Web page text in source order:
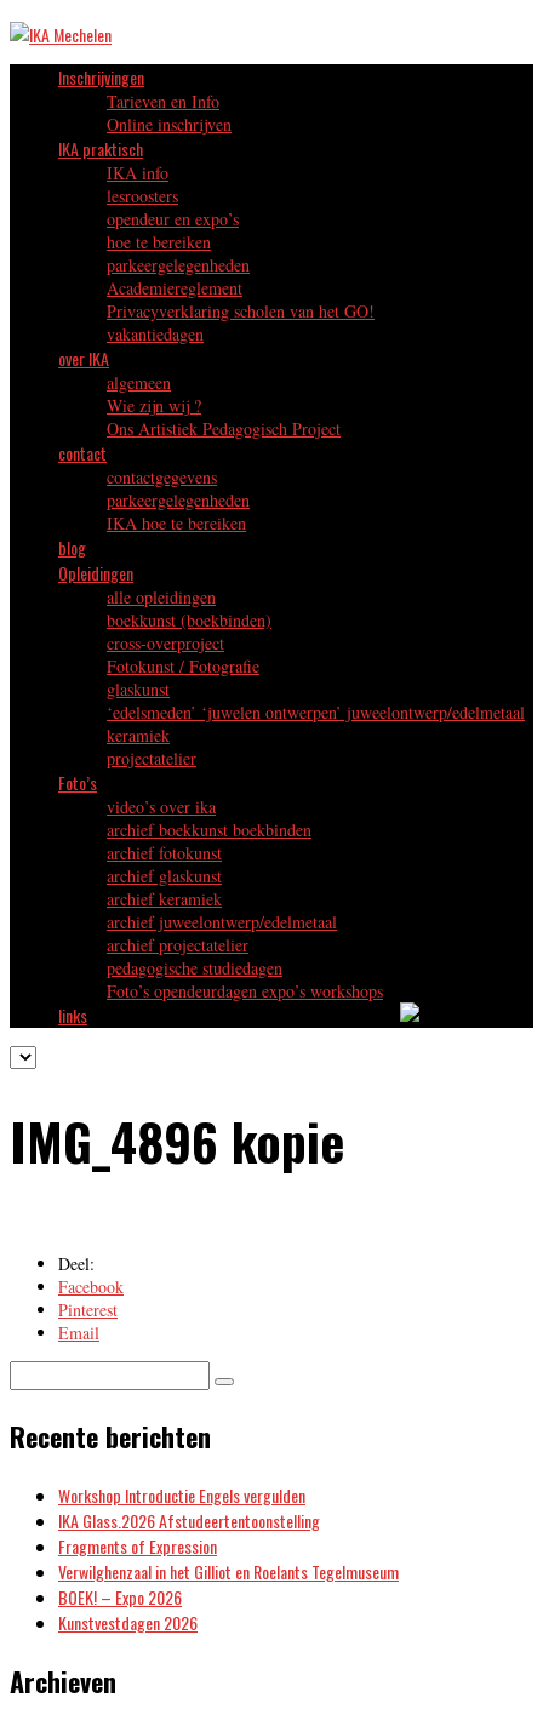
Inschrijvingen
Tarieven en Info
Online inschrijven
IKA praktisch
IKA info
lesroosters
opendeur en expo’s
hoe te bereiken
parkeergelegenheden
Academiereglement
Privacyverklaring scholen van het GO!
vakantiedagen
over IKA
algemeen
Wie zijn wij ?
Ons Artistiek Pedagogisch Project
contact
contactgegevens
parkeergelegenheden
IKA hoe te bereiken
blog
Opleidingen
alle opleidingen
boekkunst (boekbinden)
cross-overproject
Fotokunst / Fotografie
glaskunst
‘edelsmeden’ ‘juwelen ontwerpen’ juweelontwerp/edelmetaal
keramiek
projectatelier
Foto’s
video’s over ika
archief boekkunst boekbinden
archief fotokunst
archief glaskunst
archief keramiek
archief juweelontwerp/edelmetaal
archief projectatelier
pedagogische studiedagen
Foto’s opendeurdagen expo’s workshops
links
IMG_4896 kopie
Deel:
Facebook
Pinterest
Email
Recente berichten
Workshop Introductie Engels vergulden
IKA Glass.2026 Afstudeertentoonstelling
Fragments of Expression
Verwilghenzaal in het Gilliot en Roelants Tegelmuseum
BOEK! – Expo 2026
Kunstvestdagen 2026
Archieven